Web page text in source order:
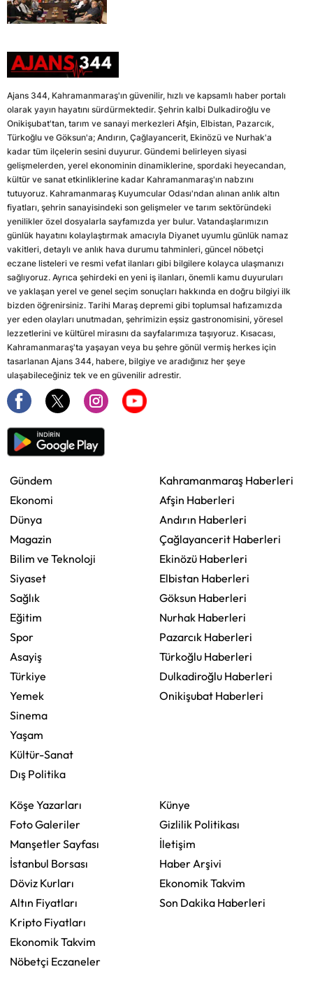
Ajans 344, Kahramanmaraş'ın güvenilir, hızlı ve kapsamlı haber portalı
olarak yayın hayatını sürdürmektedir. Şehrin kalbi Dulkadiroğlu ve
Onikişubat'tan, tarım ve sanayi merkezleri Afşin, Elbistan, Pazarcık,
Türkoğlu ve Göksun'a; Andırın, Çağlayancerit, Ekinözü ve Nurhak'a
kadar tüm ilçelerin sesini duyurur. Gündemi belirleyen siyasi
gelişmelerden, yerel ekonominin dinamiklerine, spordaki heyecandan,
kültür ve sanat etkinliklerine kadar Kahramanmaraş'ın nabzını
tutuyoruz. Kahramanmaraş Kuyumcular Odası'ndan alınan anlık altın
fiyatları, şehrin sanayisindeki son gelişmeler ve tarım sektöründeki
yenilikler özel dosyalarla sayfamızda yer bulur. Vatandaşlarımızın
günlük hayatını kolaylaştırmak amacıyla Diyanet uyumlu günlük namaz
vakitleri, detaylı ve anlık hava durumu tahminleri, güncel nöbetçi
eczane listeleri ve resmi vefat ilanları gibi bilgilere kolayca ulaşmanızı
sağlıyoruz. Ayrıca şehirdeki en yeni iş ilanları, önemli kamu duyuruları
ve yaklaşan yerel ve genel seçim sonuçları hakkında en doğru bilgiyi ilk
bizden öğrenirsiniz. Tarihi Maraş depremi gibi toplumsal hafızamızda
yer eden olayları unutmadan, şehrimizin eşsiz gastronomisini, yöresel
lezzetlerini ve kültürel mirasını da sayfalarımıza taşıyoruz. Kısacası,
Kahramanmaraş'ta yaşayan veya bu şehre gönül vermiş herkes için
tasarlanan Ajans 344, habere, bilgiye ve aradığınız her şeye
ulaşabileceğiniz tek ve en güvenilir adrestir.
Gündem
Ekonomi
Dünya
Magazin
Bilim ve Teknoloji
Siyaset
Sağlık
Eğitim
Spor
Asayiş
Türkiye
Yemek
Sinema
Yaşam
Kültür-Sanat
Dış Politika
Kahramanmaraş Haberleri
Afşin Haberleri
Andırın Haberleri
Çağlayancerit Haberleri
Ekinözü Haberleri
Elbistan Haberleri
Göksun Haberleri
Nurhak Haberleri
Pazarcık Haberleri
Türkoğlu Haberleri
Dulkadiroğlu Haberleri
Onikişubat Haberleri
Köşe Yazarları
Foto Galeriler
Manşetler Sayfası
İstanbul Borsası
Döviz Kurları
Altın Fiyatları
Kripto Fiyatları
Ekonomik Takvim
Nöbetçi Eczaneler
Künye
Gizlilik Politikası
İletişim
Haber Arşivi
Ekonomik Takvim
Son Dakika Haberleri